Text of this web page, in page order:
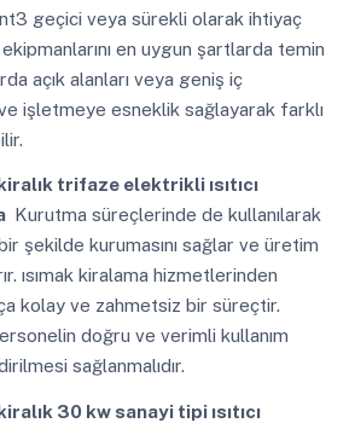
geçici veya sürekli olarak ihtiyaç
ekipmanlarını en uygun şartlarda temin
açık alanları veya geniş iç
ve işletmeye esneklik sağlayarak farklı
trifaze elektrikli ısıtıcı
Kurutma süreçlerinde de kullanılarak
şekilde kurumasını sağlar ve üretim
ısımak kiralama hizmetlerinden
kolay ve zahmetsiz bir süreçtir.
doğru ve verimli kullanım
sağlanmalıdır.
30 kw sanayi tipi ısıtıcı